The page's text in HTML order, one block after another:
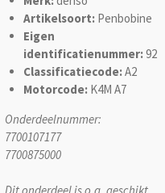
Artikelsoort: Penbobine
Eigen
identificatienummer:92
Classificatiecode:A2
Motorcode: K4M A7
Onderdeelnummer:
7700107177
7700875000